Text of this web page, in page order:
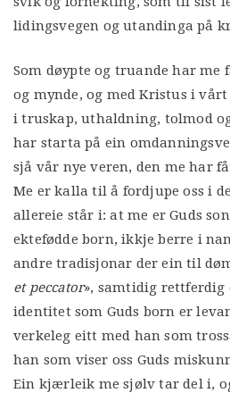
lidingsvegen og utandinga på
Som døypte og truande har me
og mynde, og med Kristus i
i truskap, uthaldning, tolmod
har starta på ein
sjå vår nye veren, den me har
Me er kalla til å fordjupe oss i
allereie står i: at me er Guds
ektefødde born, ikkje berre i
andre tradisjonar der ein til
et peccator», samtidig rettferdig
identitet som Guds born er
verkeleg eitt med han som
han som viser oss Guds
Ein kjærleik me sjølv tar del i,